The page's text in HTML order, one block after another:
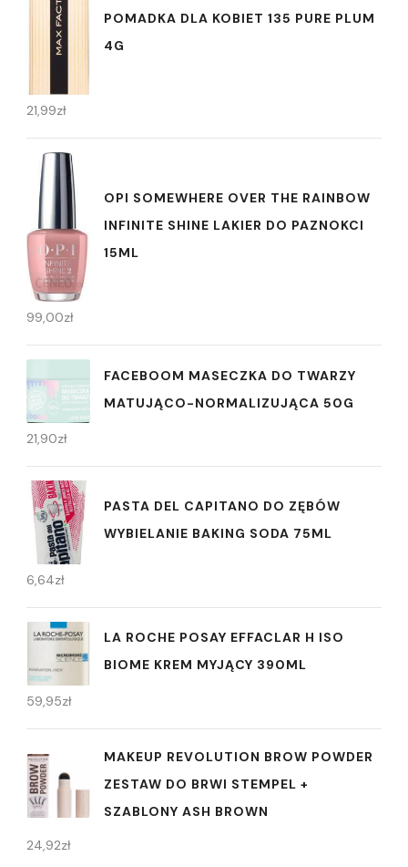
POMADKA DLA KOBIET 135 PURE PLUM
4G
21,99zł
OPI SOMEWHERE OVER THE RAINBOW
INFINITE SHINE LAKIER DO PAZNOKCI
15ML
99,00zł
FACEBOOM MASECZKA DO TWARZY
MATUJĄCO-NORMALIZUJĄCA 50G
21,90zł
PASTA DEL CAPITANO DO ZĘBÓW
WYBIELANIE BAKING SODA 75ML
6,64zł
LA ROCHE POSAY EFFACLAR H ISO
BIOME KREM MYJĄCY 390ML
59,95zł
MAKEUP REVOLUTION BROW POWDER
ZESTAW DO BRWI STEMPEL +
SZABLONY ASH BROWN
24,92zł